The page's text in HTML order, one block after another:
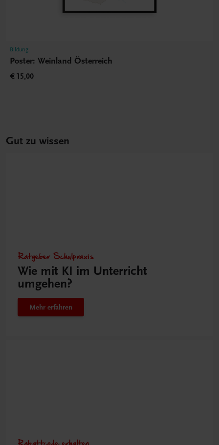
Bildung
Poster: Weinland Österreich
€ 15,00
Gut zu wissen
Ratgeber Schulpraxis
Wie mit KI im Unterricht
umgehen?
Mehr erfahren